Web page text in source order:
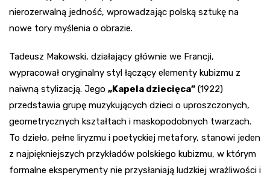
nierozerwalną jedność, wprowadzając polską sztukę na
nowe tory myślenia o obrazie.
Tadeusz Makowski, działający głównie we Francji,
wypracował oryginalny styl łączący elementy kubizmu z
naiwną stylizacją. Jego „Kapela dziecięca” (1922)
przedstawia grupę muzykujących dzieci o uproszczonych,
geometrycznych kształtach i maskopodobnych twarzach.
To dzieło, pełne liryzmu i poetyckiej metafory, stanowi jeden
z najpiękniejszych przykładów polskiego kubizmu, w którym
formalne eksperymenty nie przysłaniają ludzkiej wrażliwości i